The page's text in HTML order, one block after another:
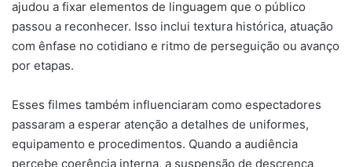
ajudou a fixar elementos de linguagem que o público
passou a reconhecer. Isso inclui textura histórica, atuação
com ênfase no cotidiano e ritmo de perseguição ou avanço
por etapas.
Esses filmes também influenciaram como espectadores
passaram a esperar atenção a detalhes de uniformes,
equipamento e procedimentos. Quando a audiência
percebe coerência interna, a suspensão de descrença